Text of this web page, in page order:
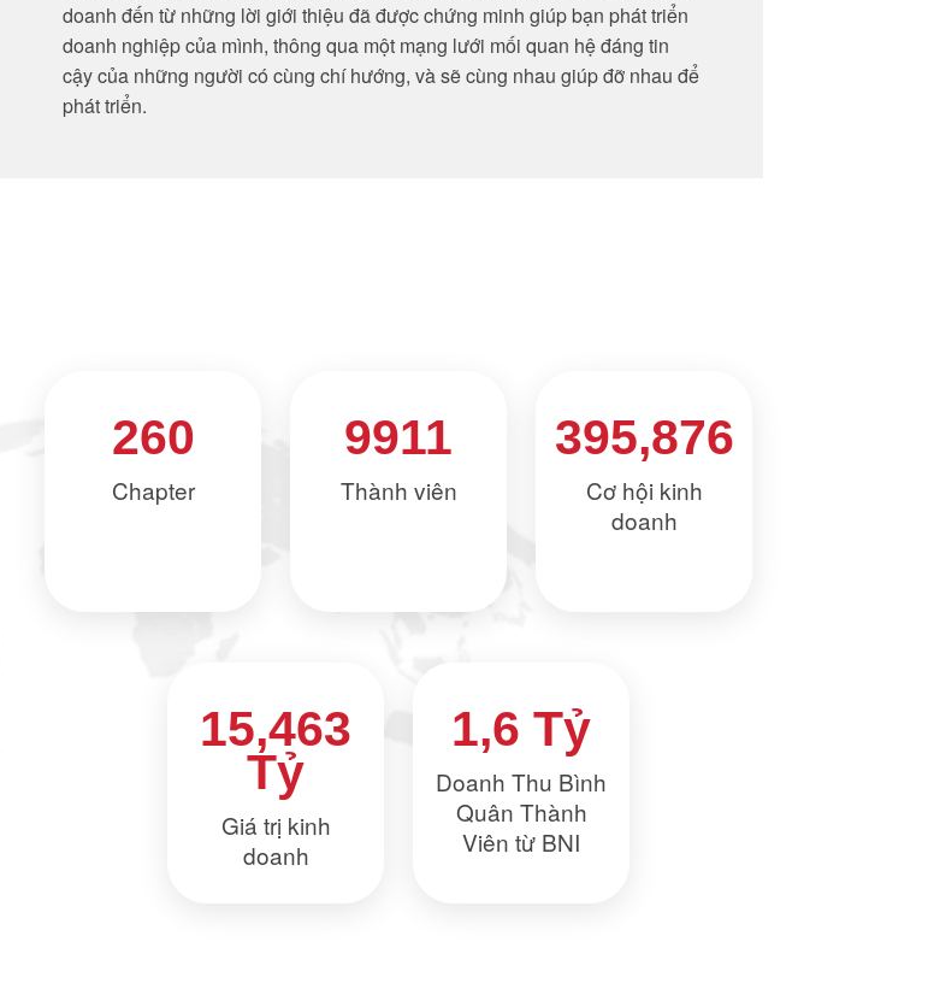
doanh đến từ những lời giới thiệu đã được chứng minh giúp bạn phát triển
doanh nghiệp của mình, thông qua một mạng lưới mối quan hệ đáng tin
cậy của những người có cùng chí hướng, và sẽ cùng nhau giúp đỡ nhau để
phát triển.
260
Chapter
9911
Thành viên
395,876
Cơ hội kinh
doanh
15,463
Tỷ
Giá trị kinh
doanh
1,6 Tỷ
Doanh Thu Bình
Quân Thành
Viên từ BNI